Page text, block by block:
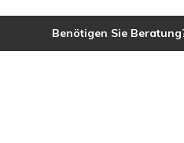
Benötigen Sie